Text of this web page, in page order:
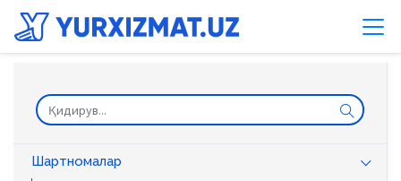
Шартномалар